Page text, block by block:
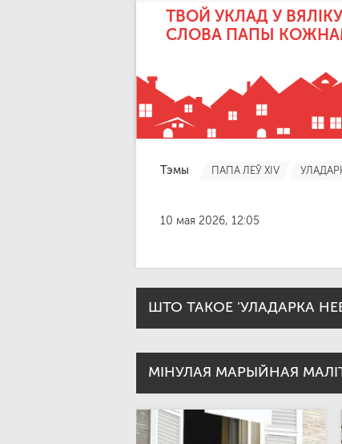
ТВОЙ УКЛАД У
СЛОВА ПАПЫ
Тэмы ПАПА ЛЕЎ XIV
10 мая 2026, 12:05
ШТО ТАКОЕ 'УЛАДАРКА
“Уладарка неба” – гэта
апоўдні і вечарам, – на ўспамін
Кожную нядзелю і ўрачыстасць у
памаліцца яе словамі. Звычайна
МІНУЛАЯ МАРЫЙНАЯ